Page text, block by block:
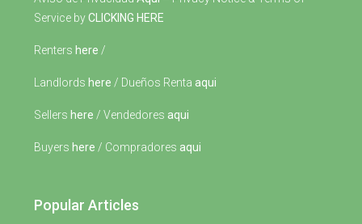
Service byCLICKING HERE
Renters here /
Landlords here / Dueños Renta aqui
Sellers here / Vendedores aqui
Buyers here / Compradores aqui
Popular Articles